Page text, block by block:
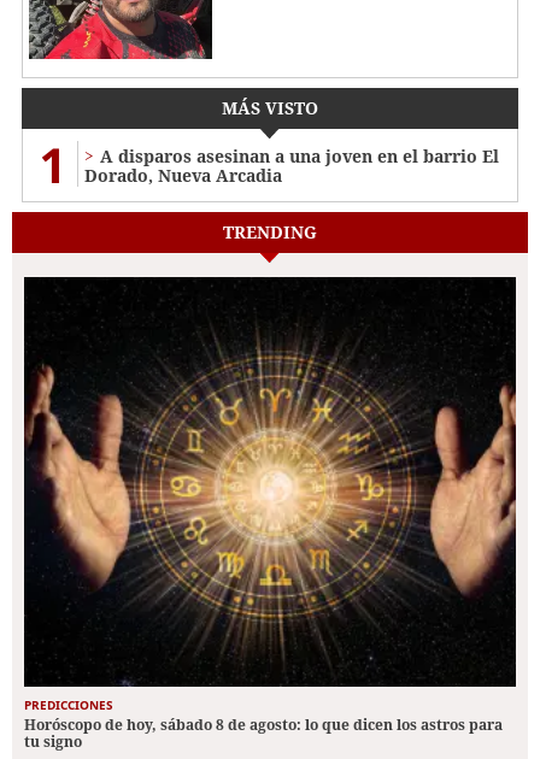
MÁS VISTO
1
A disparos asesinan a una joven en el barrio El
Dorado, Nueva Arcadia
TRENDING
PREDICCIONES
Horóscopo de hoy, sábado 8 de agosto: lo que dicen los astros para
tu signo